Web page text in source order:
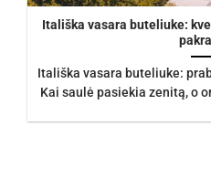
Itališka vasara buteliuke:
Itališka vasara buteliuke:
Kai saulė pasiekia zenitą, o